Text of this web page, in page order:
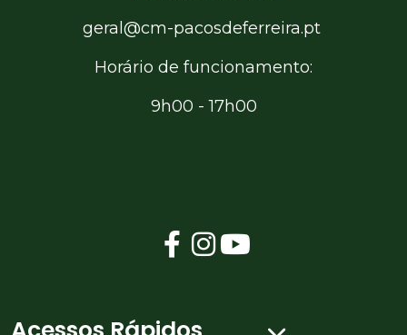
geral@cm-pacosdeferreira.pt
Horário de funcionamento:
9h00 - 17h00